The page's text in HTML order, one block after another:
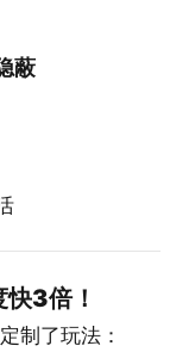
蔽
3倍！
制了玩法：